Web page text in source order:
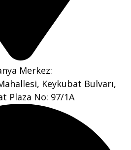
Merkez:
Keykubat Bulvarı,
Plaza No: 97/1A